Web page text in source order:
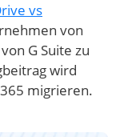
vs
von
G Suite zu
wird
migrieren.